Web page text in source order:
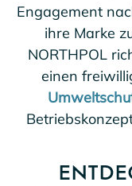
Engagement
ihre Marke
NORTHPOL
einen